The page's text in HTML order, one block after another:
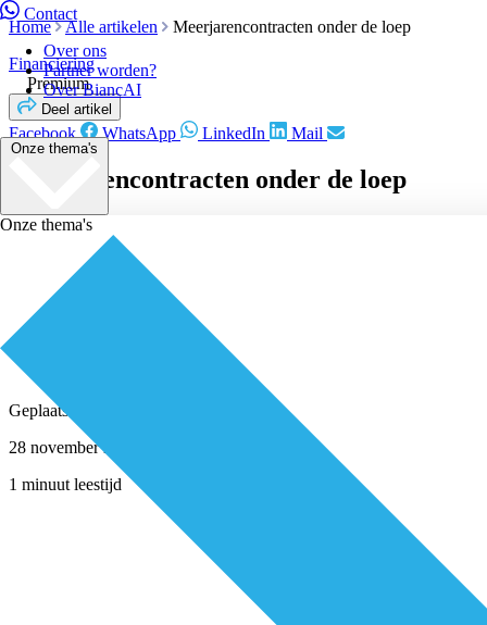
Contact
Over ons
Partner worden?
Over BiancAI
Onze thema's
Onze thema's
Home Alle artikelen
Meerjarencontracten onder de loep
Financiering
Premium
Deel artikel
Facebook WhatsApp LinkedIn Mail
Meerjarencontracten onder de loep
Geplaatst door
28 november 2016
1 minuut leestijd